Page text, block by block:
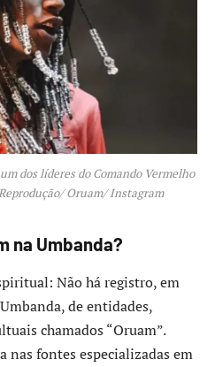
dos líderes do Comando Vermelho
Oruam/ Instagram
na Umbanda?
Não há registro, em
de entidades,
chamados “Oruam”.
nas fontes especializadas em